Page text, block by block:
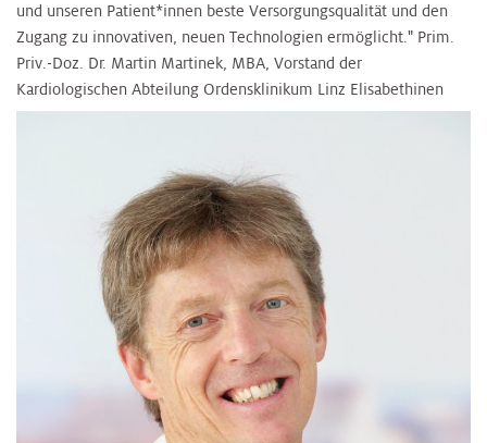
und unseren Patient*innen beste Versorgungsqualität und den
Zugang zu innovativen, neuen Technologien ermöglicht." Prim.
Priv.-Doz. Dr. Martin Martinek, MBA, Vorstand der
Kardiologischen Abteilung Ordensklinikum Linz Elisabethinen